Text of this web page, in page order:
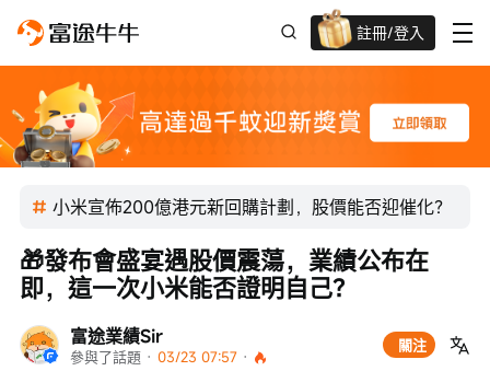
註冊/登入
迎新驚喜賞 股票/BTC等任你揀!
小米宣佈200億港元新回購計劃，股價能否迎催化？
富途業績Sir
參與了話題 · 03/23 07:57 ·
關注
🎁發布會盛宴遇股價震蕩，業績公布在
即，這一次小米能否證明自己？